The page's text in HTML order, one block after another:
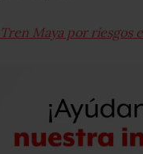
Maya por riesgos